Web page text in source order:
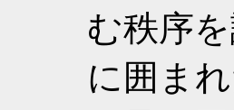
む秩序
に囲ま